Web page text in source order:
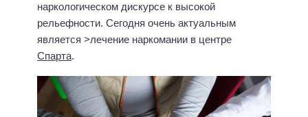
наркологическом дискурсе к высокой
рельефности. Сегодня очень актуальным
является >лечение наркомании в центре
Спарта.